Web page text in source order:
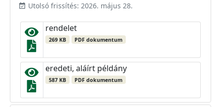
event_available Utolsó frissítés: 2026. május 28.
rendelet
269 KB PDF dokumentum
eredeti, aláírt példány
587 KB PDF dokumentum